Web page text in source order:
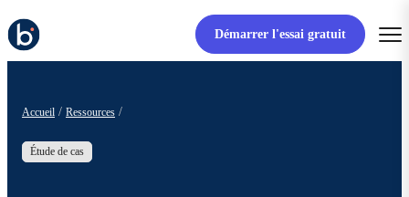
Démarrer l'essai gratuit
Accueil Ressources
Étude de cas